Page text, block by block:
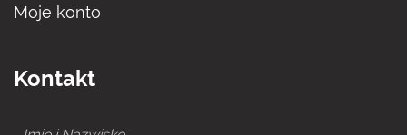
Moje konto
Kontakt